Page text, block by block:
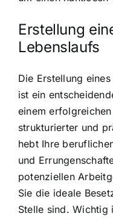
Erstellung
Lebenslaufs
Die Erstellung
ist ein
einem
strukturierter und
hebt Ihre
und
potenziellen
Sie die ideale
Stelle sind. Wichtig